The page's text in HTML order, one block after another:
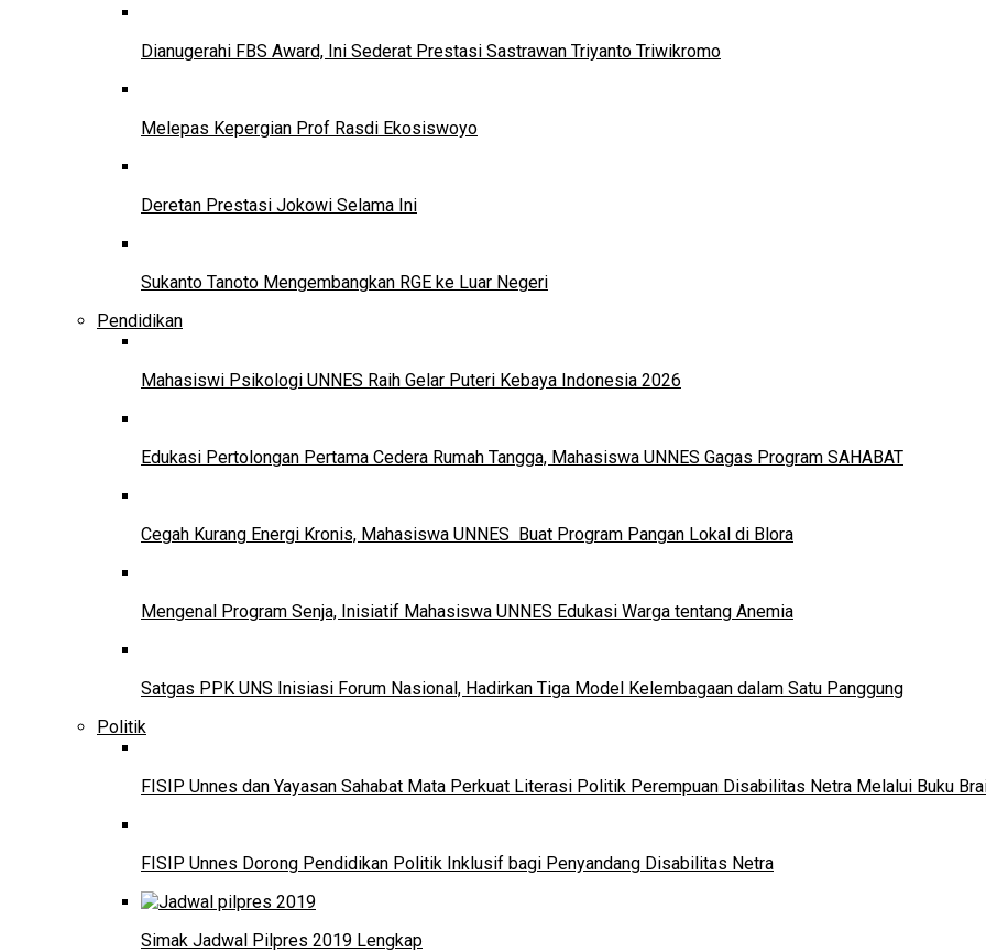
Dianugerahi FBS Award, Ini Sederat Prestasi Sastrawan Triyanto Triwikromo
Melepas Kepergian Prof Rasdi Ekosiswoyo
Deretan Prestasi Jokowi Selama Ini
Sukanto Tanoto Mengembangkan RGE ke Luar Negeri
Pendidikan
Mahasiswi Psikologi UNNES Raih Gelar Puteri Kebaya Indonesia 2026
Edukasi Pertolongan Pertama Cedera Rumah Tangga, Mahasiswa UNNES Gagas Program SAHABAT
Cegah Kurang Energi Kronis, Mahasiswa UNNES Buat Program Pangan Lokal di Blora
Mengenal Program Senja, Inisiatif Mahasiswa UNNES Edukasi Warga tentang Anemia
Satgas PPK UNS Inisiasi Forum Nasional, Hadirkan Tiga Model Kelembagaan dalam Satu Panggung
Politik
FISIP Unnes dan Yayasan Sahabat Mata Perkuat Literasi Politik Perempuan Disabilitas Netra Melalui Buku
FISIP Unnes Dorong Pendidikan Politik Inklusif bagi Penyandang Disabilitas Netra
Simak Jadwal Pilpres 2019 Lengkap